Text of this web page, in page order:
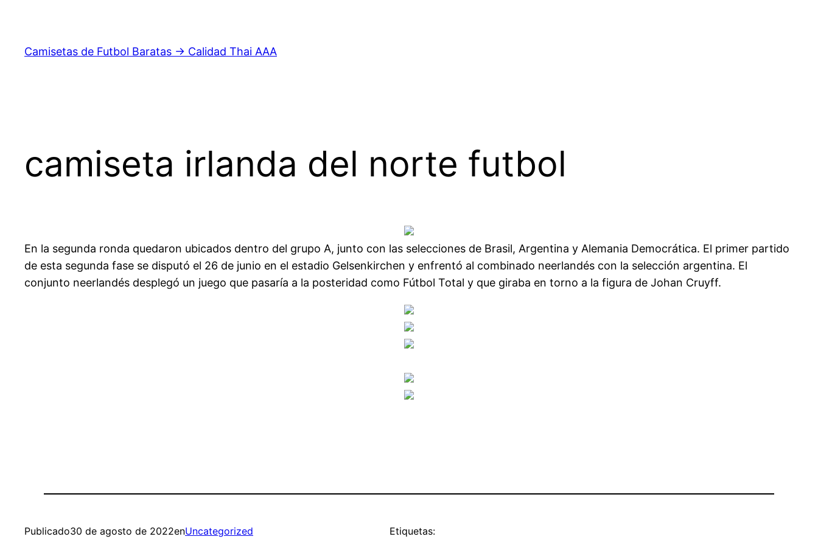
contenido
Camisetas de Futbol Baratas → Calidad Thai AAA
camiseta irlanda del norte futbol
En la segunda ronda quedaron ubicados dentro del grupo A, junto con las selecciones de Brasil, Argentina y Alemania Democrática. El primer partido
de esta segunda fase se disputó el 26 de junio en el estadio Gelsenkirchen y enfrentó al combinado neerlandés con la selección argentina. El
conjunto neerlandés desplegó un juego que pasaría a la posteridad como Fútbol Total y que giraba en torno a la figura de Johan Cruyff.
Publicado30 de agosto de 2022enUncategorized Etiquetas: